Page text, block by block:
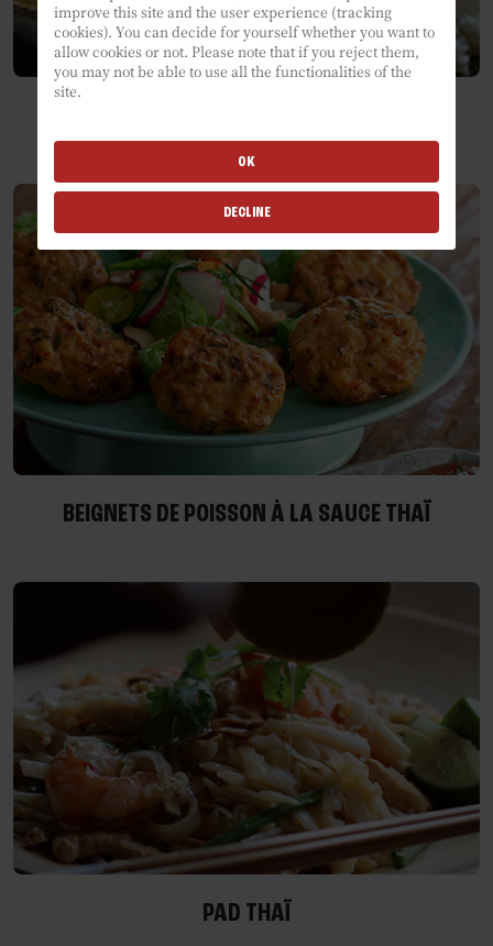
BEIGNETS DE POISSON À LA SAUCE THAÏ
PAD THAÏ
improve this site and the user experience (tracking
cookies). You can decide for yourself whether you want to
allow cookies or not. Please note that if you reject them,
you may not be able to use all the functionalities of the
site.
OK
DECLINE